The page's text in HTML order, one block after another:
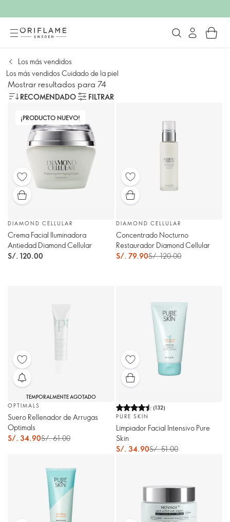
Los más vendidos
Los más vendidos Cuidado de la piel
Mostrar resultados para 74
RECOMENDADO FILTRAR
¡PRODUCTO NUEVO!
DIAMOND CELLULAR
Crema Facial Iluminadora
Antiedad Diamond Cellular
S/. 120.00
DIAMOND CELLULAR
Concentrado Nocturno
Restaurador Diamond Cellular
S/. 79.90S/. 120.00
TEMPORALMENTE AGOTADO
OPTIMALS
Suero Rellenador de Arrugas
Optimals
S/. 34.90S/. 61.00
(132)
PURE SKIN
Limpiador Facial Intensivo Pure
Skin
S/. 34.90S/. 51.00